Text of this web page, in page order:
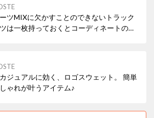
ツMIXに欠かすことのできないトラック
は一枚持っておくとコーディネートの幅
ジュアルに効く、ロゴスウェット。 簡単
ゃれが叶うアイテム♪